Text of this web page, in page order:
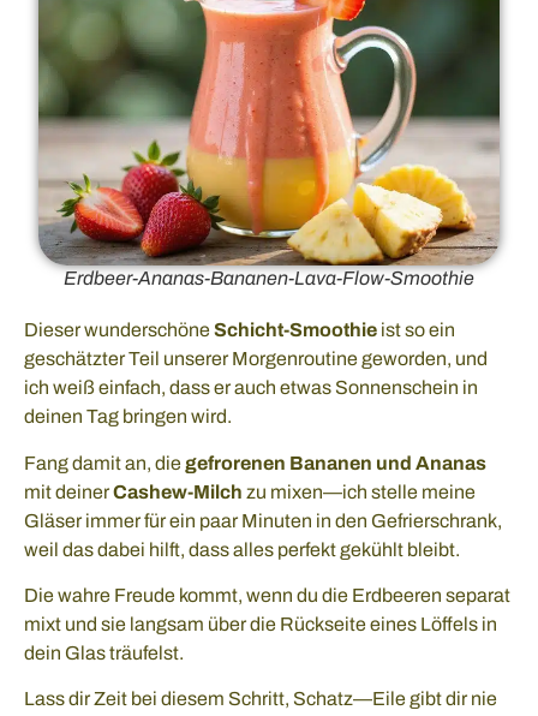
Erdbeer-Ananas-Bananen-Lava-Flow-Smoothie
Dieser wunderschöneSchicht-Smoothie ist so ein
geschätzter Teil unserer Morgenroutine geworden, und
ich weiß einfach, dass er auch etwas Sonnenschein in
deinen Tag bringen wird.
Fang damit an, diegefrorenen Bananen und Ananas
mit deinerCashew-Milch zu mixen—ich stelle meine
Gläser immer für ein paar Minuten in den Gefrierschrank,
weil das dabei hilft, dass alles perfekt gekühlt bleibt.
Die wahre Freude kommt, wenn du die Erdbeeren separat
mixt und sie langsam über die Rückseite eines Löffels in
dein Glas träufelst.
Lass dir Zeit bei diesem Schritt, Schatz—Eile gibt dir nie